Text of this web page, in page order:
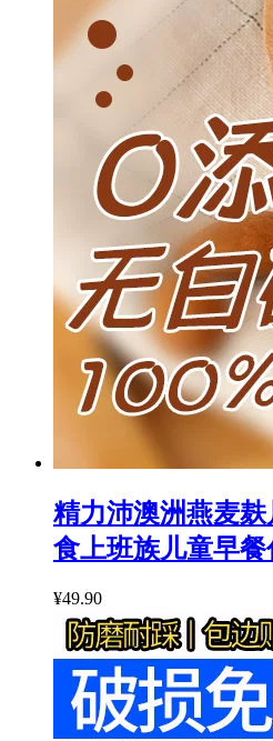
精力沛澳洲燕麦
食上班族儿童早
¥49.90